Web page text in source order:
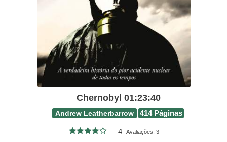
Chernobyl 01:23:40
Andrew Leatherbarrow 414 Páginas
4 Avaliações: 3